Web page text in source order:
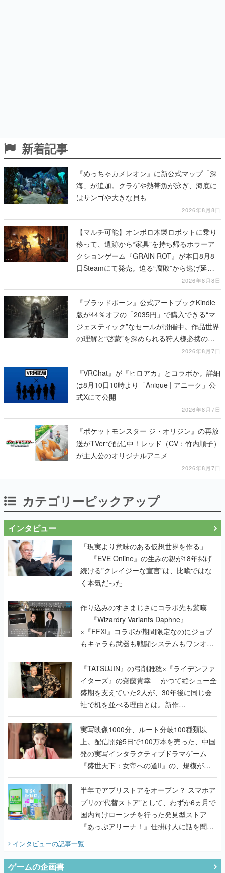
新着記事
『めっちゃカメレオン』に新公式マップ「深
海」が追加。クラゲや熱帯魚が泳ぎ、海底に
はサンゴや大きな貝も
2026年8月8日
【マルチ可能】オンボロ木製ロボットに乗り
移って、遺跡から“家具”を持ち帰るホラーア
クションゲーム『GRAIN ROT』が本日8月8
日Steamにて発売。迫る“腐敗”から逃げ延
2026年8月8日
『ブラッドボーン』公式アートブックKindle
版が44％オフの「2035円」で購入できる“マ
ジェスティック”なセールが開催中。作品世界
の理解と“啓蒙”を深められる狩人様必携の一
2026年8月7日
『VRChat』が『ヒロアカ』とコラボか。詳細
は8月10日10時より「Anique | アニーク」公
式Xにて公開
2026年8月7日
『ポケットモンスター ジ・オリジン』の再放
送がTVerで配信中！レッド（CV：竹内順子）
が主人公のオリジナルアニメ
2026年8月7日
カテゴリーピックアップ
インタビュー
「現実より意味のある仮想世界を作る」
──『EVE Online』の生みの親が18年掲げ
続ける”クレイジーな宣言”は、比喩ではな
く本気だった
作り込みのすさまじさにコラボ先も驚嘆
──『Wizardry Variants Daphne』
×『FFXI』コラボが期間限定なのにジョブ
もキャラも武器も戦闘システムもワンオフ
で作り込まれた理由を両ディレクターに聞
く
『TATSUJIN』の弓削雅稔×『ライデンファ
イターズ』の齋藤貴幸──かつて縦シュー全
盛期を支えていた2人が、30年後に同じ会
社で机を並べる理由とは。新作
『TATSUJIN EXTREME』で初タッグを組
んだレジェンド2人に訊く開発秘話
実写映像1000分、ルート分岐100種類以
上。配信開始5日で100万本を売った、中国
発の実写インタラクティブドラマゲーム
『盛世天下：女帝への道II』の、規模が違
うこだわりをプロデューサーに聞いた
半年でアプリストアをオープン？ スマホア
プリの“代替ストア”として、わずか6ヵ月で
国内向けローンチを行った発見型ストア
『あっぷアリーナ！』仕掛け人に話を聞い
てみた
インタビューの記事一覧
ゲームの企画書